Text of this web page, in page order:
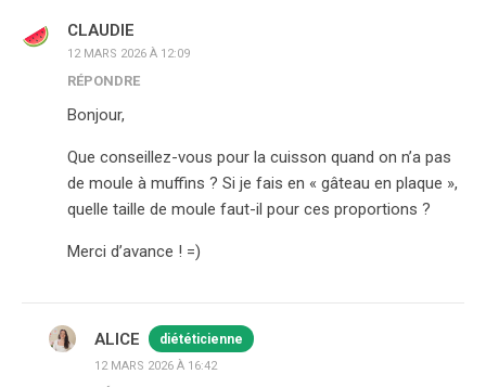
CLAUDIE
12 MARS 2026 À 12:09
RÉPONDRE
Bonjour,
Que conseillez-vous pour la cuisson quand on n’a pas
de moule à muffins ? Si je fais en « gâteau en plaque »,
quelle taille de moule faut-il pour ces proportions ?
Merci d’avance ! =)
ALICE diététicienne
12 MARS 2026 À 16:42